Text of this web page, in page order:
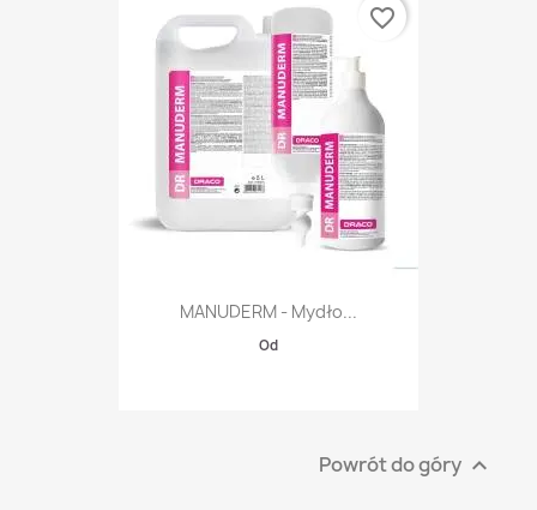
MANUDERM - Mydło...
Od
favorite_border
Powrót do góry 